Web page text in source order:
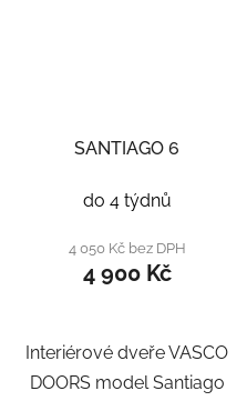
SANTIAGO 6
do 4 týdnů
4 050 Kč bez DPH
4 900 Kč
Interiérové dveře VASCO
DOORS model Santiago